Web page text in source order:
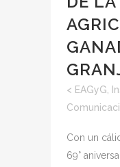
< EAGyG
Con un
69°